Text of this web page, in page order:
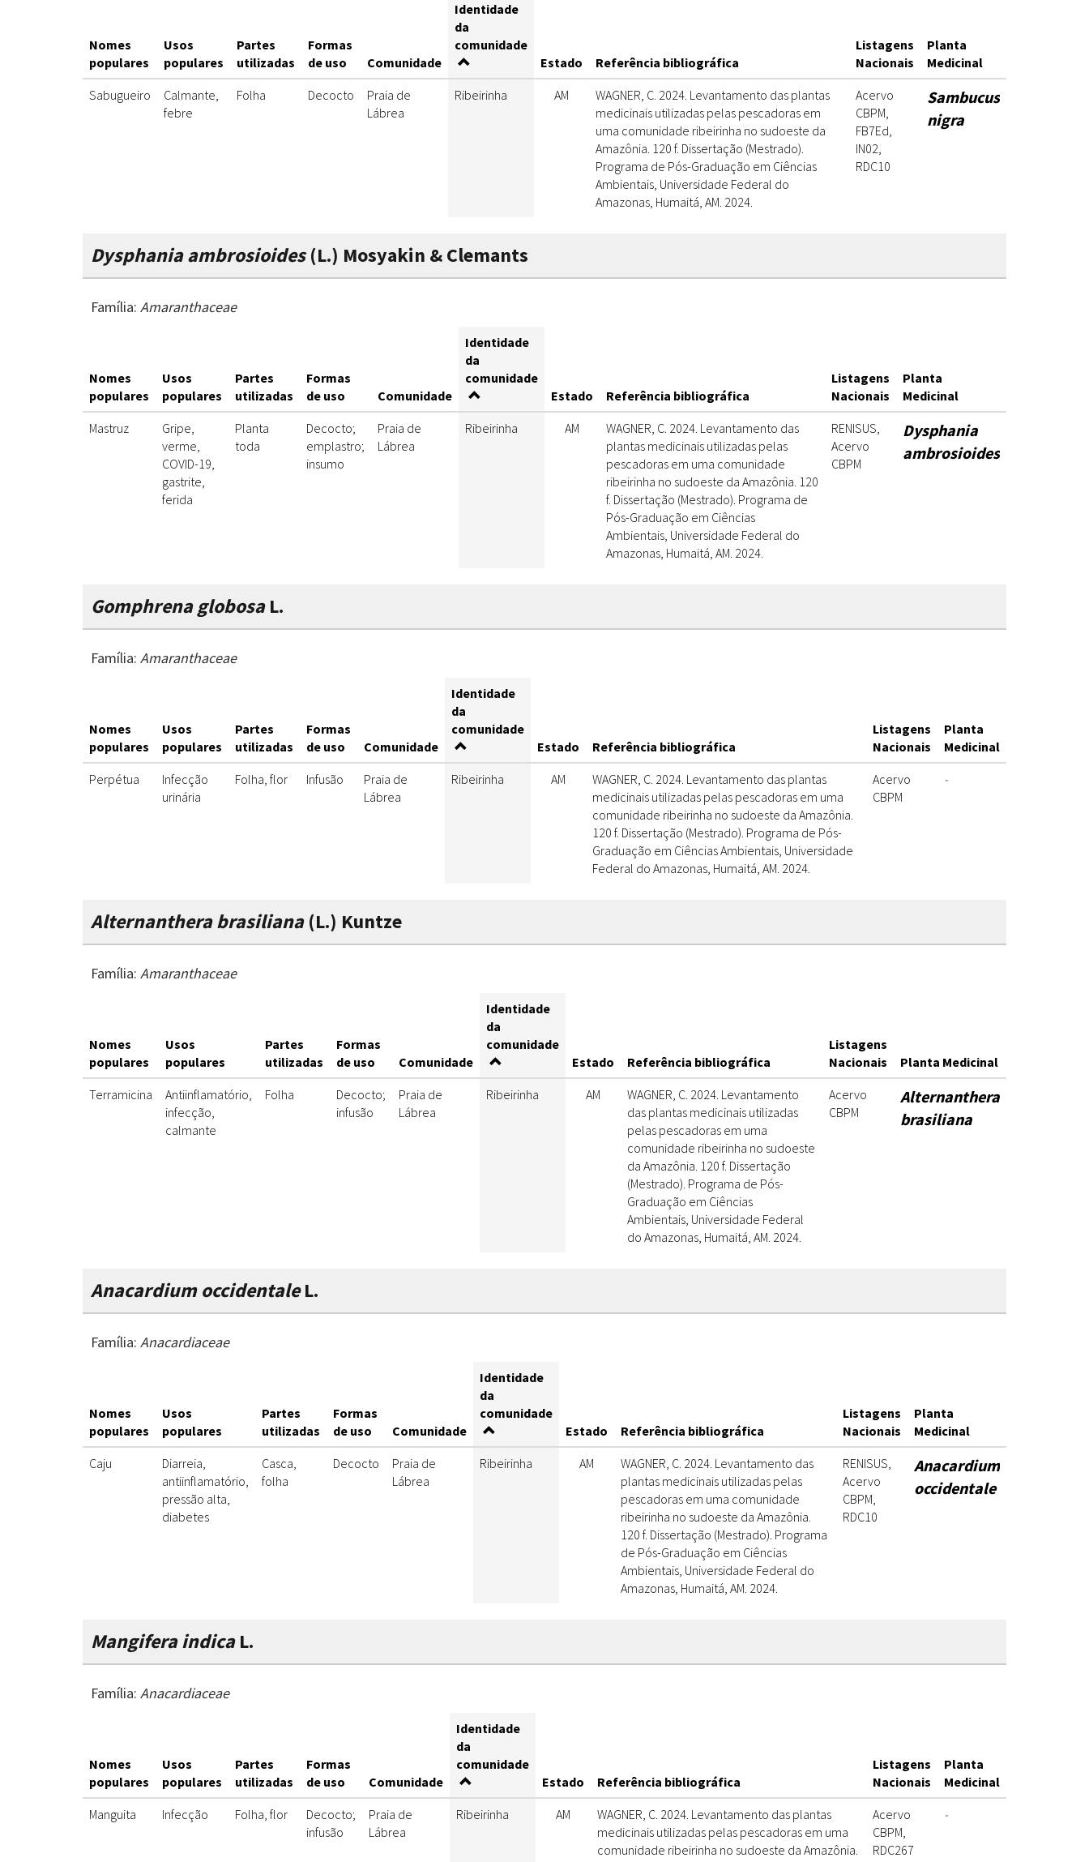
Nomes
populares
Usos
populares
Partes
utilizadas
Formas
de uso
Comunidade
Identidade
da
comunidade
Estado
Referência bibliográfica
Listagens
Nacionais
Planta
Medicinal
Sabugueiro
Calmante,
febre
Folha Decocto
Praia de
Lábrea
Ribeirinha AM
WAGNER, C. 2024. Levantamento das plantas
medicinais utilizadas pelas pescadoras em
uma comunidade ribeirinha no sudoeste da
Amazônia. 120 f. Dissertação (Mestrado).
Programa de Pós-Graduação em Ciências
Ambientais, Universidade Federal do
Amazonas, Humaitá, AM. 2024.
Acervo
CBPM,
FB7Ed,
IN02,
RDC10
Sambucus
nigra
Dysphania ambrosioides(L.) Mosyakin & Clemants
Família: Amaranthaceae
Nomes
populares
Usos
populares
Partes
utilizadas
Formas
de uso
Comunidade
Identidade
da
comunidade
Estado
Referência bibliográfica
Listagens
Nacionais
Planta
Medicinal
Mastruz
Gripe,
verme,
COVID-19,
gastrite,
ferida
Planta
toda
Decocto;
emplastro;
insumo
Praia de
Lábrea
Ribeirinha AM
WAGNER, C. 2024. Levantamento das
plantas medicinais utilizadas pelas
pescadoras em uma comunidade
ribeirinha no sudoeste da Amazônia. 120
f. Dissertação (Mestrado). Programa de
Pós-Graduação em Ciências
Ambientais, Universidade Federal do
Amazonas, Humaitá, AM. 2024.
RENISUS,
Acervo
CBPM
Dysphania
ambrosioides
Gomphrena globosaL.
Família: Amaranthaceae
Nomes
populares
Usos
populares
Partes
utilizadas
Formas
de uso
Comunidade
Identidade
da
comunidade
Estado
Referência bibliográfica
Listagens
Nacionais
Planta
Medicinal
Perpétua
Infecção
urinária
Folha, flor Infusão
Praia de
Lábrea
Ribeirinha AM
WAGNER, C. 2024. Levantamento das plantas
medicinais utilizadas pelas pescadoras em uma
comunidade ribeirinha no sudoeste da Amazônia.
120 f. Dissertação (Mestrado). Programa de Pós-
Graduação em Ciências Ambientais, Universidade
Federal do Amazonas, Humaitá, AM. 2024.
Acervo
CBPM
-
Alternanthera brasiliana(L.) Kuntze
Família: Amaranthaceae
Nomes
populares
Usos
populares
Partes
utilizadas
Formas
de uso
Comunidade
Identidade
da
comunidade
Estado
Referência bibliográfica
Listagens
Nacionais
Planta Medicinal
Terramicina
Antiinflamatório,
infecção,
calmante
Folha
Decocto;
infusão
Praia de
Lábrea
Ribeirinha AM
WAGNER, C. 2024. Levantamento
das plantas medicinais utilizadas
pelas pescadoras em uma
comunidade ribeirinha no sudoeste
da Amazônia. 120 f. Dissertação
(Mestrado). Programa de Pós-
Graduação em Ciências
Ambientais, Universidade Federal
do Amazonas, Humaitá, AM. 2024.
Acervo
CBPM
Alternanthera
brasiliana
Anacardium occidentaleL.
Família: Anacardiaceae
Nomes
populares
Usos
populares
Partes
utilizadas
Formas
de uso
Comunidade
Identidade
da
comunidade
Estado
Referência bibliográfica
Listagens
Nacionais
Planta
Medicinal
Caju
Diarreia,
antiinflamatório,
pressão alta,
diabetes
Casca,
folha
Decocto
Praia de
Lábrea
Ribeirinha AM
WAGNER, C. 2024. Levantamento das
plantas medicinais utilizadas pelas
pescadoras em uma comunidade
ribeirinha no sudoeste da Amazônia.
120 f. Dissertação (Mestrado). Programa
de Pós-Graduação em Ciências
Ambientais, Universidade Federal do
Amazonas, Humaitá, AM. 2024.
RENISUS,
Acervo
CBPM,
RDC10
Anacardium
occidentale
Mangifera indicaL.
Família: Anacardiaceae
Nomes
populares
Usos
populares
Partes
utilizadas
Formas
de uso
Comunidade
Identidade
da
comunidade
Estado
Referência bibliográfica
Listagens
Nacionais
Planta
Medicinal
Manguita
Infecção Folha, flor
Decocto;
infusão
Praia de
Lábrea
Ribeirinha AM
WAGNER, C. 2024. Levantamento das plantas
medicinais utilizadas pelas pescadoras em uma
comunidade ribeirinha no sudoeste da Amazônia.
Acervo
CBPM,
RDC267
-